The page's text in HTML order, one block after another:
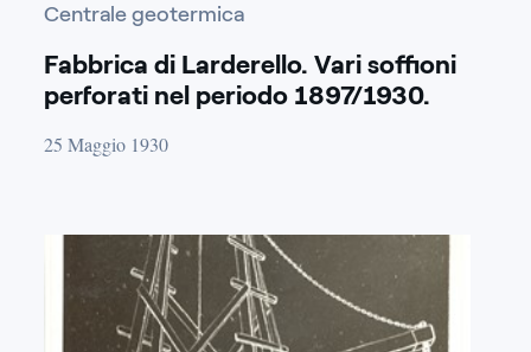
Centrale geotermica
Fabbrica di Larderello. Vari soffioni
perforati nel periodo 1897/1930.
25 Maggio 1930